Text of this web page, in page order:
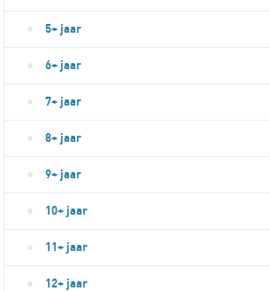
5+ jaar
6+ jaar
7+ jaar
8+ jaar
9+ jaar
10+ jaar
11+ jaar
12+ jaar